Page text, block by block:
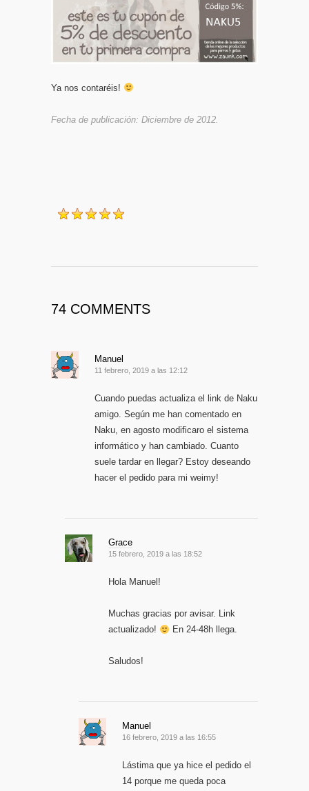
Ya nos contaréis!
Fecha de publicación: Diciembre de 2012.
74 COMMENTS
Manuel
11 febrero, 2019 a las 12:12
Cuando puedas actualiza el link de Naku
amigo. Según me han comentado en
Naku, en agosto modificaro el sistema
informático y han cambiado. Cuanto
suele tardar en llegar? Estoy deseando
hacer el pedido para mi weimy!
Grace
15 febrero, 2019 a las 18:52
Hola Manuel!
Muchas gracias por avisar. Link
actualizado!
En 24-48h llega.
Saludos!
Manuel
16 febrero, 2019 a las 16:55
Lástima que ya hice el pedido el
14 porque me queda poca